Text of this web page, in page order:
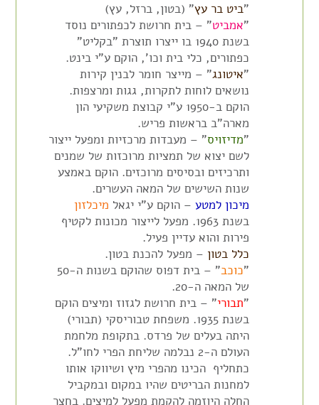
"ביט בר עץ" (בטון, ברזל, עץ)
"אמביט" – בית חרושת לכפתורים נוסד
בשנת 1940 בו ייצרו תוצרת "בקליט"
כפתורים, כלי בית וכו', הוקם ע"י בינט.
"איטונג" – מייצר חומר לבנין קירות
נושאים לוחות לתקרות, גגות ומרצפות.
הוקם ב-1950 ע"י קבוצת משקיעי הון
מארה"ב בראשות פריש.
"מדיזויס" – מעבדות מרכזיות ומפעל ייצור
לשם יצוא של תמציות מרוכזות של שמנים
ותרכיזים ובסיסים מרוכזים. הוקם באמצע
שנות השישים של המאה העשרים.
מיכון למטע – הוקם ע"י יגאל מיכלזון
בשנת 1963. מפעל לייצור מכונות לקטיף
פירות והוא עדיין פעיל.
כלל בטון – מפעל להכנת בטון.
"כוכב
" – בית דפוס שהוקם בשנות ה-50
של המאה ה-20.
"תבורי" – בית חרושת לגזוז ומיצים הוקם
בשנת 1935. משפחת טבוריסקי (תבורי)
היתה בעלים של פרדס. בתקופת מלחמת
העולם ה-2 נבלמה שליחת הפרי לחו"ל.
כתחליף הכינו מהפרי מיץ ושיווקו אותו
למחנות הבריטים שהיו במקום ובמקביל
החלה היוזמה להקמת מפעל למיצים. בחצר